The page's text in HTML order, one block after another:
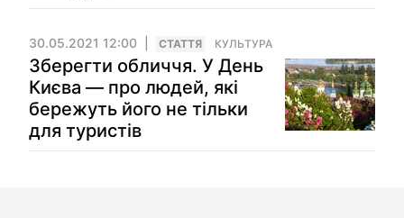
30.05.2021 12:00 СТАТТЯ КУЛЬТУРА
Зберегти обличчя. У День
Києва — про людей, які
бережуть його не тільки
для туристів